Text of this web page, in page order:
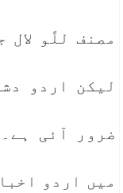
مصنف للًو
لیکن اردو
میں اردو